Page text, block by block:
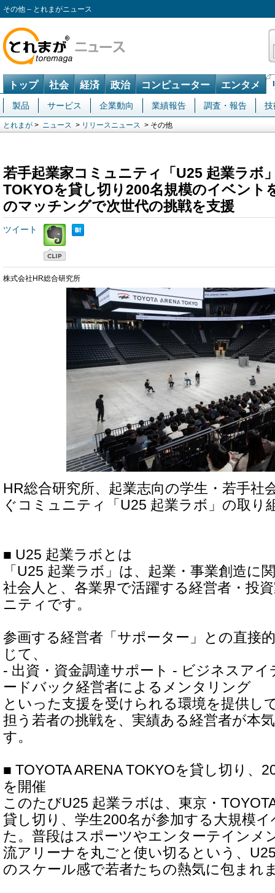
その他 – とれまがニュース
トップ 社会 経済 政治 コンピューター エンタメ
製品 サービス 企業動向 業績報告 調査・報告 技
とれまが > ニュース > リリースニュース > その他
若手起業家コミュニティ「U25 起業ラボ
TOKYOを貸し切り200名規模のイベン
のマッチングで次世代の挑戦を支援
ツイート
株式会社HR総合研究所
HR総合研究所、起業志向の学生・若手社
ぐコミュニティ「U25 起業ラボ」の取り
■ U25 起業ラボとは
「U25 起業ラボ」は、起業・事業創造に
社会人と、各業界で活躍する経営者・投
ニティです。
参画する経営者「サポーター」との直接
じて、
- 出資・資金調達サポート - ビジネスア
ードバック経営者によるメンタリング
といった支援を受けられる環境を提供し
担う若者の挑戦を、実績ある経営者が本
す。
■ TOYOTA ARENA TOKYOを貸し切り、
を開催
このたびU25 起業ラボは、東京・
貸し切り、学生200名が参加する大規模
た。普段はスポーツやエンターテインメ
流アリーナを丸ごと使い切るという、
のスケール感で若者たちの熱気に包まれ